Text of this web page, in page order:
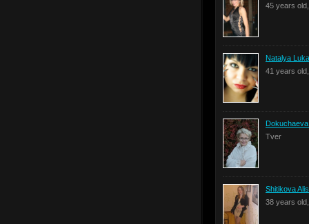
45 years
Natalya
41 years
Tver
Shitikova
38 years